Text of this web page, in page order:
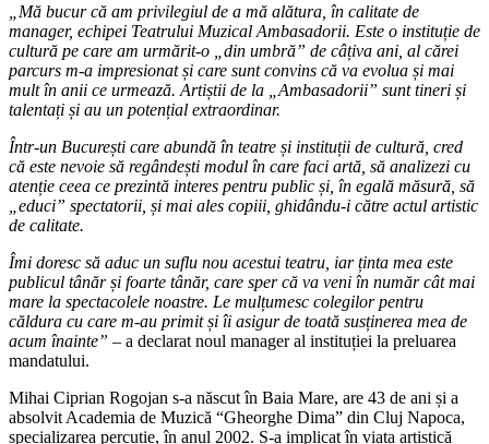
„Mă bucur că am privilegiul de a mă alătura, în calitate de
manager, echipei Teatrului Muzical Ambasadorii. Este o instituție de
cultură pe care am urmărit-o „din umbră” de câțiva ani, al cărei
parcurs m-a impresionat și care sunt convins că va evolua și mai
mult în anii ce urmează. Artiștii de la „Ambasadorii” sunt tineri și
talentați și au un potențial extraordinar.
Într-un București care abundă în teatre și instituții de cultură, cred
că este nevoie să regândești modul în care faci artă, să analizezi cu
atenție ceea ce prezintă interes pentru public și, în egală măsură, să
„educi” spectatorii, și mai ales copiii, ghidându-i către actul artistic
de calitate.
Îmi doresc să aduc un suflu nou acestui teatru, iar ținta mea este
publicul tânăr și foarte tânăr, care sper că va veni în număr cât mai
mare la spectacolele noastre. Le mulțumesc colegilor pentru
căldura cu care m-au primit și îi asigur de toată susținerea mea de
acum înainte” – a declarat noul manager al instituției la preluarea
mandatului.
Mihai Ciprian Rogojan s-a născut în Baia Mare, are 43 de ani și a
absolvit Academia de Muzică “Gheorghe Dima” din Cluj Napoca,
specializarea percuție, în anul 2002. S-a implicat în viața artistică